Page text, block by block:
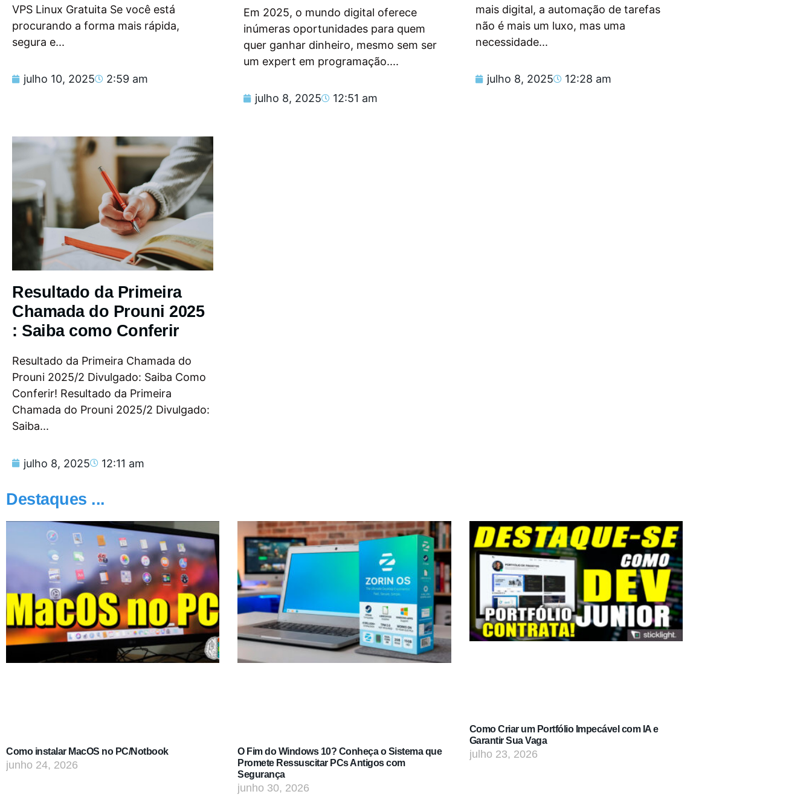
VPS Linux Gratuita Se você está
procurando a forma mais rápida,
segura e...
julho 10, 2025 2:59 am
Em 2025, o mundo digital oferece
inúmeras oportunidades para quem
quer ganhar dinheiro, mesmo sem ser
um expert em programação....
julho 8, 2025 12:51 am
mais digital, a automação de tarefas
não é mais um luxo, mas uma
necessidade...
julho 8, 2025 12:28 am
Resultado da Primeira
Chamada do Prouni 2025
: Saiba como Conferir
Resultado da Primeira Chamada do
Prouni 2025/2 Divulgado: Saiba Como
Conferir! Resultado da Primeira
Chamada do Prouni 2025/2 Divulgado:
Saiba...
julho 8, 2025 12:11 am
Destaques ...
Como instalar MacOS no PC/Notbook
junho 24, 2026
O Fim do Windows 10? Conheça o Sistema que
Promete Ressuscitar PCs Antigos com
Segurança
junho 30, 2026
Como Criar um Portfólio Impecável com IA e
Garantir Sua Vaga
julho 23, 2026